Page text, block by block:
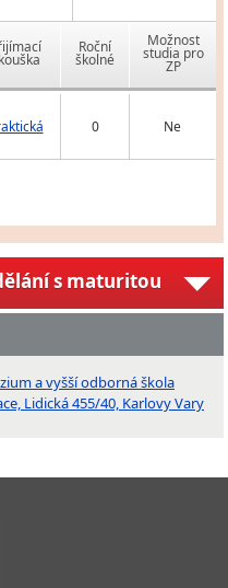
Roční
školné
Možnost
studia pro
ZP
0 Ne
s maturitou
a vyšší odborná škola
Lidická 455/40, Karlovy Vary